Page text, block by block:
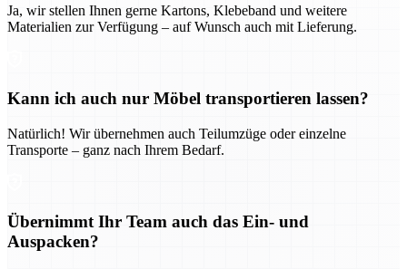
Ja, wir stellen Ihnen gerne Kartons, Klebeband und weitere
Materialien zur Verfügung – auf Wunsch auch mit Lieferung.
Kann ich auch nur Möbel transportieren lassen?
Natürlich! Wir übernehmen auch Teilumzüge oder einzelne
Transporte – ganz nach Ihrem Bedarf.
Übernimmt Ihr Team auch das Ein- und
Auspacken?